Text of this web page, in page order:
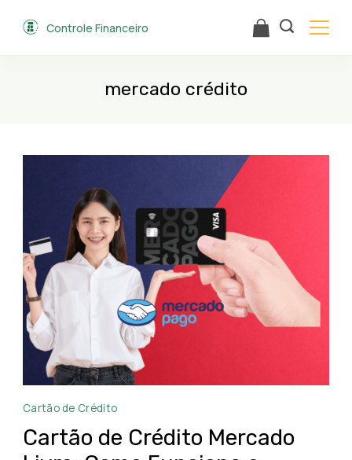
Controle Financeiro
mercado crédito
Cartão
Crédito
Cartão de Crédito
Cartão de Crédito Mercado